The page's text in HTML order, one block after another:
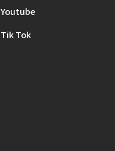
Youtube
Tik Tok